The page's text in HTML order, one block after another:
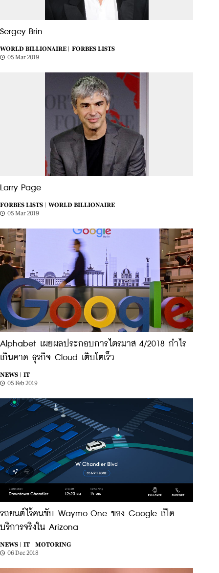
Sergey Brin
WORLD BILLIONAIRE |
FORBES LISTS
05 Mar 2019
Larry Page
FORBES LISTS |
WORLD BILLIONAIRE
05 Mar 2019
Alphabet เผยผลประกอบการไตรมาส 4/2018 กำไร
เกินคาด ธุรกิจ Cloud เติบโตเร็ว
NEWS |
IT
05 Feb 2019
รถยนต์ไร้คนขับ Waymo One ของ Google เปิด
บริการจริงใน Arizona
NEWS | IT |
MOTORING
06 Dec 2018